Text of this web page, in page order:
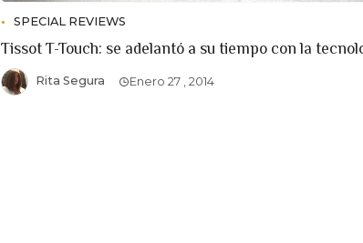
SPECIAL REVIEWS
Tissot T-Touch: se adelantó a su tiempo con la
Rita Segura Enero 27 , 2014